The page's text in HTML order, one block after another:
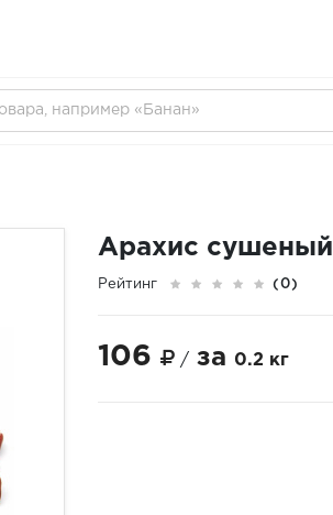
Арахис сушеный
Рейтинг (0)
106 /за 0.2 кг